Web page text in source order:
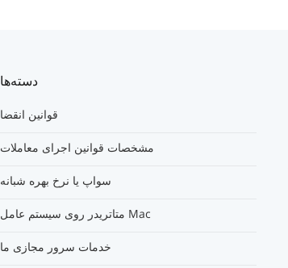
دسته‌ها
قوانین انقضا
مشخصات قوانین اجرای معاملات
سواپ یا نرخ بهره شبانه
متاتریدر روی سیستم عامل Mac
خدمات سرور مجازی ما